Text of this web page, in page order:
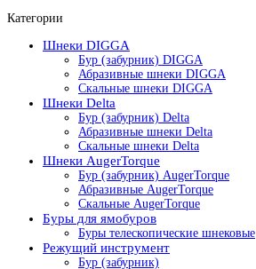
Категории
Шнеки DIGGA
Бур (забурник) DIGGA
Абразивные шнеки DIGGA
Скальные шнеки DIGGA
Шнеки Delta
Бур (забурник) Delta
Абразивные шнеки Delta
Скальные шнеки Delta
Шнеки AugerTorque
Бур (забурник) AugerTorque
Абразивные AugerTorque
Скальные AugerTorque
Буры для ямобуров
Буры телескопические шнековые
Режущий инструмент
Бур (забурник)